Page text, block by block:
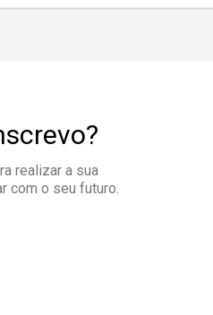
realizar a sua
com o seu futuro.